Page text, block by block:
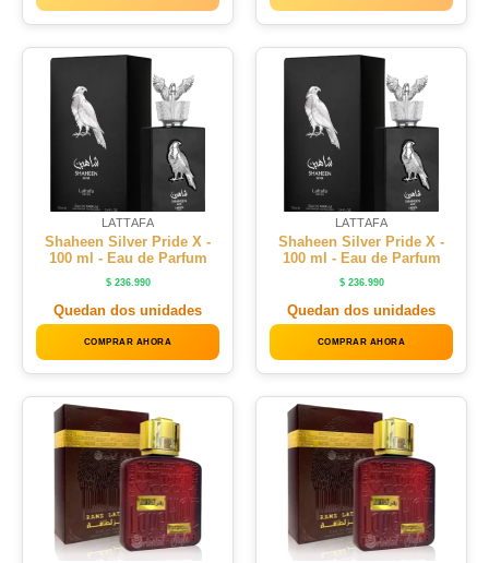
LATTAFA
Shaheen Silver Pride X -
100 ml - Eau de Parfum
$236.990
Quedan dos unidades
COMPRAR AHORA
LATTAFA
Shaheen Silver Pride X -
100 ml - Eau de Parfum
$236.990
Quedan dos unidades
COMPRAR AHORA